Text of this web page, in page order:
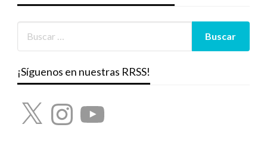
¡Síguenos en nuestras RRSS!
X InstagramYouTube